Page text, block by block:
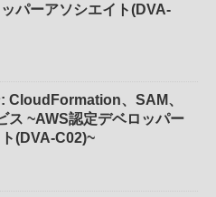
パーアソシエイト(DVA-
CloudFormation、SAM、
ス ~AWS認定デベロッパー
(DVA-C02)~